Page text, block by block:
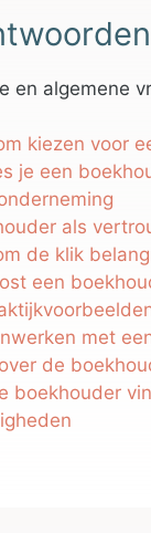
en algemene
kiezen voor
je een
als
de klik
een
met
de
boekhouder